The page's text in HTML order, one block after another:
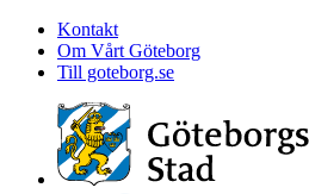
Kontakt
Om Vårt Göteborg
Till goteborg.se